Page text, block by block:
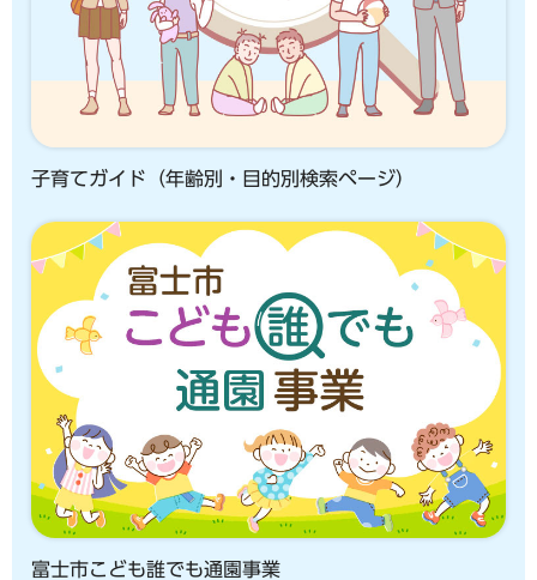
子育てガイド（年齢別・目的別検索ページ）
富士市こども誰でも通園事業